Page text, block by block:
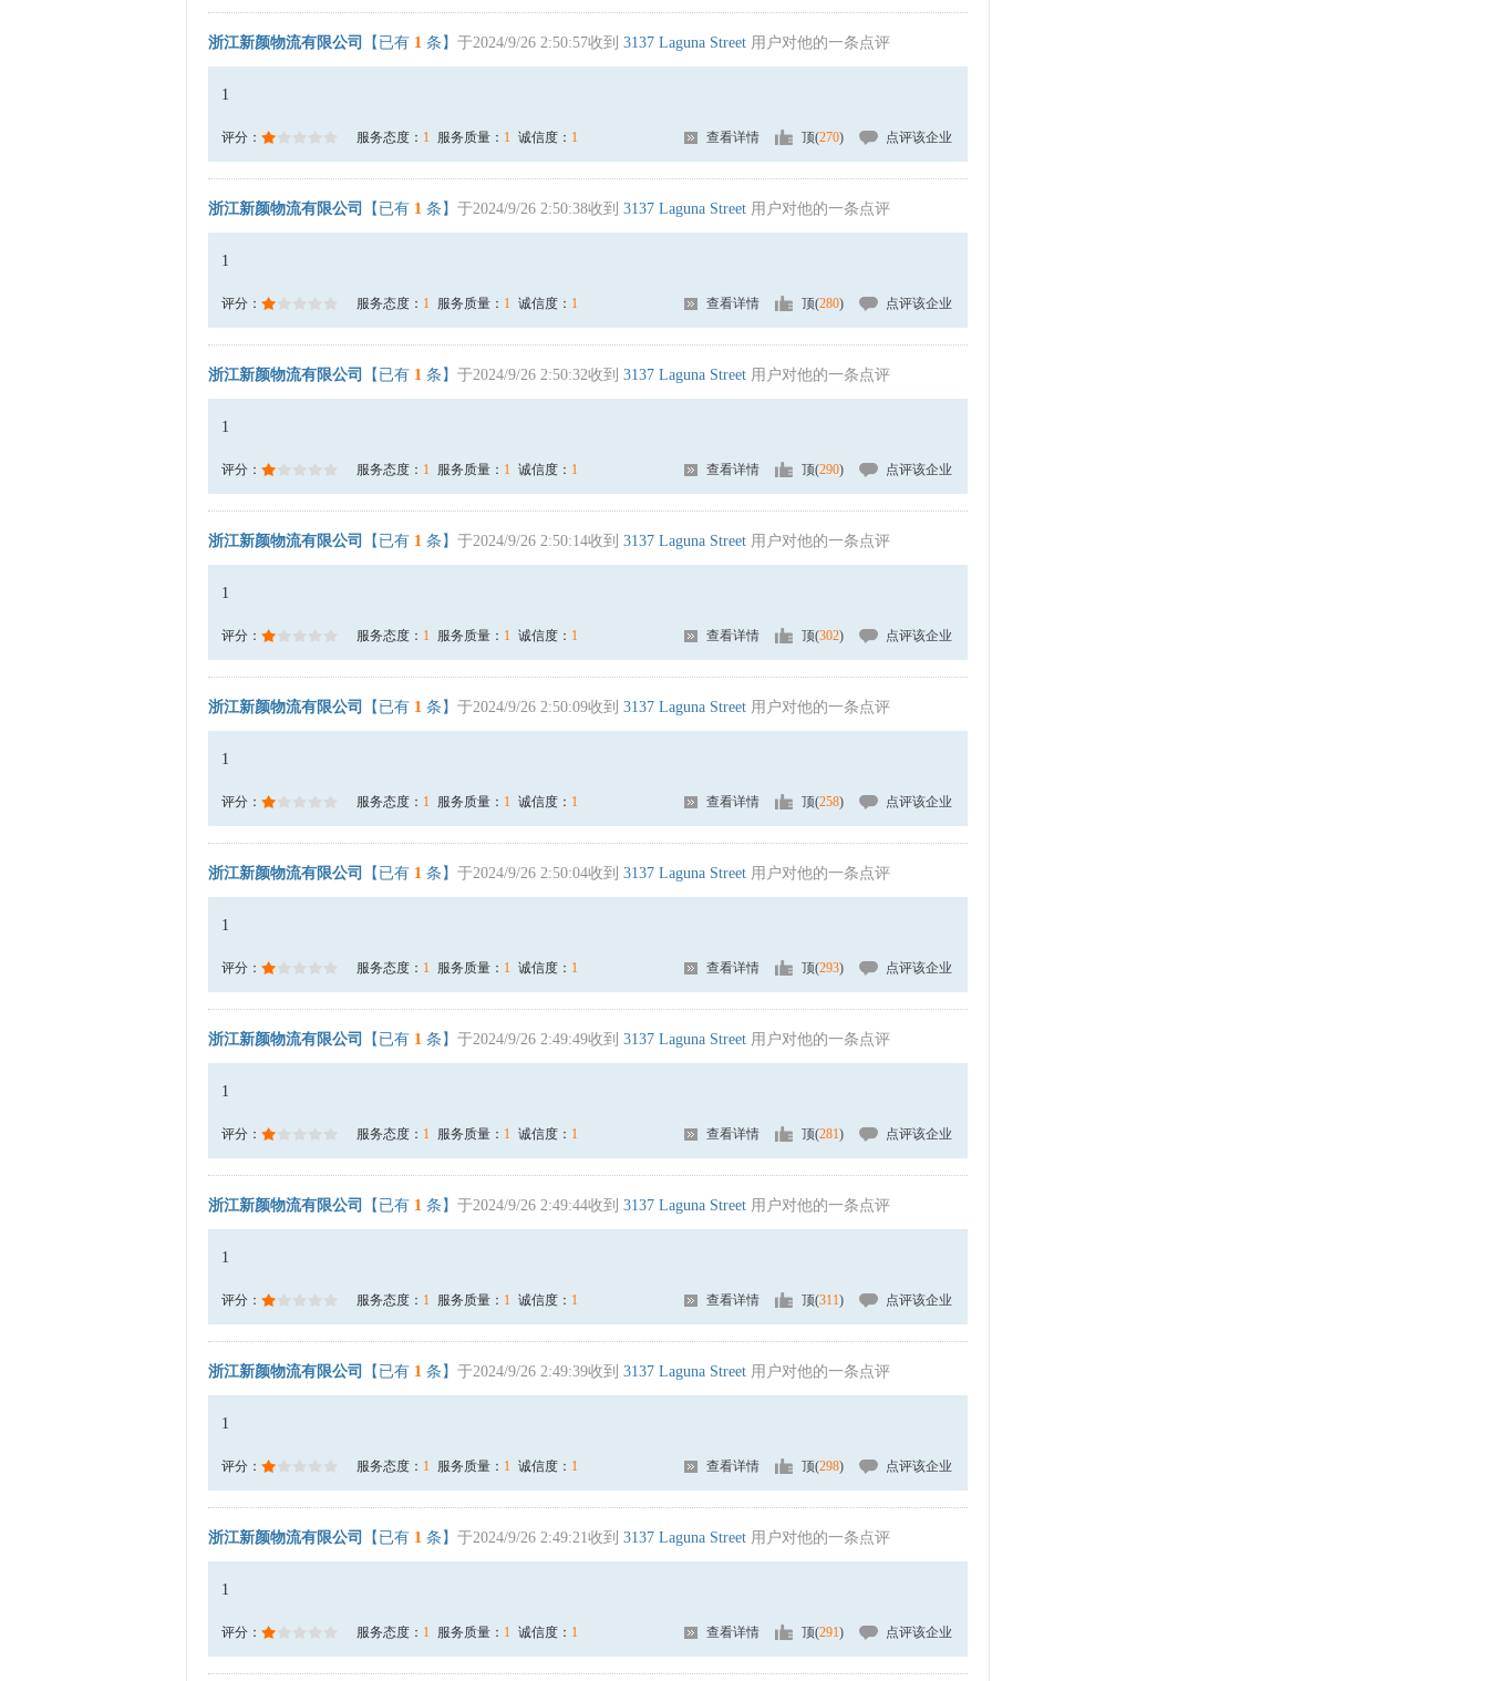
浙江新颜物流有限公司 【已有 1 条】 于2024/9/26 2:50:57收到 3137 Laguna Street 用户对他的一条点评
1
评分： 服务态度： 1 服务质量： 1 诚信度： 1 查看详情 顶(270) 点评该企业
浙江新颜物流有限公司 【已有 1 条】 于2024/9/26 2:50:38收到 3137 Laguna Street 用户对他的一条点评
1
评分： 服务态度： 1 服务质量： 1 诚信度： 1 查看详情 顶(280) 点评该企业
浙江新颜物流有限公司 【已有 1 条】 于2024/9/26 2:50:32收到 3137 Laguna Street 用户对他的一条点评
1
评分： 服务态度： 1 服务质量： 1 诚信度： 1 查看详情 顶(290) 点评该企业
浙江新颜物流有限公司 【已有 1 条】 于2024/9/26 2:50:14收到 3137 Laguna Street 用户对他的一条点评
1
评分： 服务态度： 1 服务质量： 1 诚信度： 1 查看详情 顶(302) 点评该企业
浙江新颜物流有限公司 【已有 1 条】 于2024/9/26 2:50:09收到 3137 Laguna Street 用户对他的一条点评
1
评分： 服务态度： 1 服务质量： 1 诚信度： 1 查看详情 顶(258) 点评该企业
浙江新颜物流有限公司 【已有 1 条】 于2024/9/26 2:50:04收到 3137 Laguna Street 用户对他的一条点评
1
评分： 服务态度： 1 服务质量： 1 诚信度： 1 查看详情 顶(293) 点评该企业
浙江新颜物流有限公司 【已有 1 条】 于2024/9/26 2:49:49收到 3137 Laguna Street 用户对他的一条点评
1
评分： 服务态度： 1 服务质量： 1 诚信度： 1 查看详情 顶(281) 点评该企业
浙江新颜物流有限公司 【已有 1 条】 于2024/9/26 2:49:44收到 3137 Laguna Street 用户对他的一条点评
1
评分： 服务态度： 1 服务质量： 1 诚信度： 1 查看详情 顶(311) 点评该企业
浙江新颜物流有限公司 【已有 1 条】 于2024/9/26 2:49:39收到 3137 Laguna Street 用户对他的一条点评
1
评分： 服务态度： 1 服务质量： 1 诚信度： 1 查看详情 顶(298) 点评该企业
浙江新颜物流有限公司 【已有 1 条】 于2024/9/26 2:49:21收到 3137 Laguna Street 用户对他的一条点评
1
评分： 服务态度： 1 服务质量： 1 诚信度： 1 查看详情 顶(291) 点评该企业